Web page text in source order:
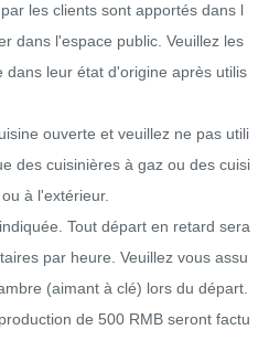
les clients sont apportés dans l
dans l'espace public. Veuillez les
leur état d'origine après utilis
ouverte et veuillez ne pas utili
des cuisinières à gaz ou des cuisi
à l'extérieur.
Tout départ en retard sera
par heure. Veuillez vous assu
(aimant à clé) lors du départ.
de 500 RMB seront factu